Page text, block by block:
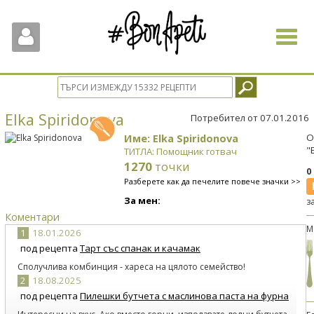
Toggle
Elka Spiridonova Потребител от 07.01.2016
Име: Elka Spiridonova
ТИТЛА: Помощник готвач
1270 точки
Разберете как да печелите повече значки >>
За мен:
Коментари
1
18.01.2026
под рецептаТарт със спанак и качамак
Сполучлива комбинция - хареса на цялото семейство!
2
18.08.2025
под рецепта Пилешки бутчета с маслинова паста на фурна